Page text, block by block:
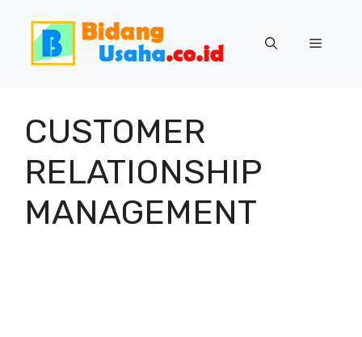
Menu
CUSTOMER
RELATIONSHIP
MANAGEMENT